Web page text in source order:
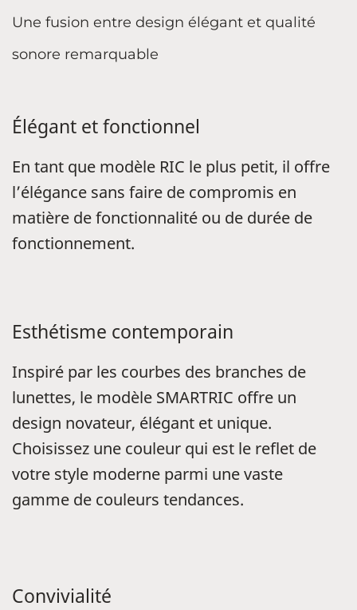
Une fusion entre design élégant et qualité
sonore remarquable
Élégant et fonctionnel
En tant que modèle RIC le plus petit, il offre
l’élégance sans faire de compromis en
matière de fonctionnalité ou de durée de
fonctionnement.
Esthétisme contemporain
Inspiré par les courbes des branches de
lunettes, le modèle SMARTRIC offre un
design novateur, élégant et unique.
Choisissez une couleur qui est le reflet de
votre style moderne parmi une vaste
gamme de couleurs tendances.
Convivialité